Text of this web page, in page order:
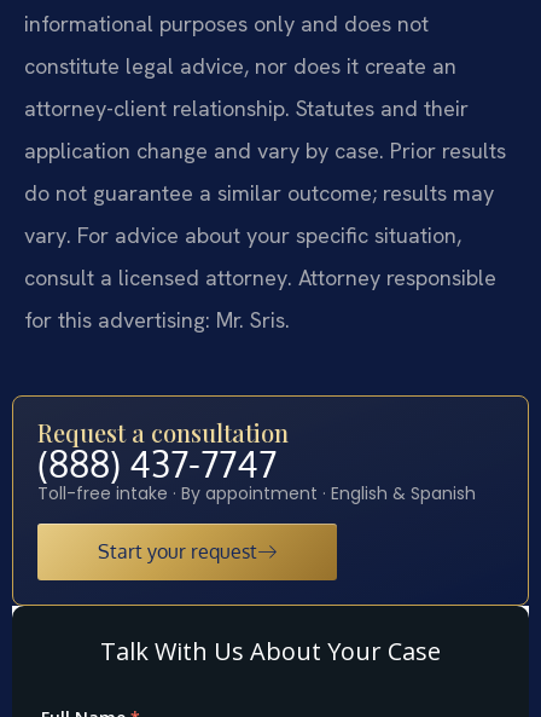
informational purposes only and does not
constitute legal advice, nor does it create an
attorney-client relationship. Statutes and their
application change and vary by case. Prior results
do not guarantee a similar outcome; results may
vary. For advice about your specific situation,
consult a licensed attorney. Attorney responsible
for this advertising: Mr. Sris.
Request a consultation
(888) 437-7747
Toll-free intake · By appointment · English & Spanish
Start your request